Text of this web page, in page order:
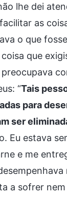
lhe dei
as
o que
que
“Tais
para
ser
Eu estava
e me
a sofrer